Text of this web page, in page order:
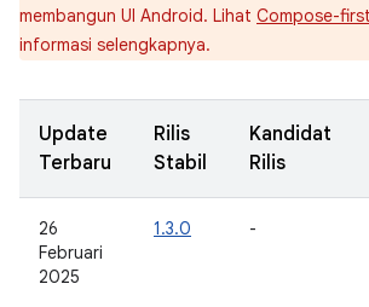
membangun UI Android. Lihat Compose-first
informasi selengkapnya.
Update
Terbaru
Rilis
Stabil
Kandidat
Rilis
26
Februari
2025
1.3.0 -